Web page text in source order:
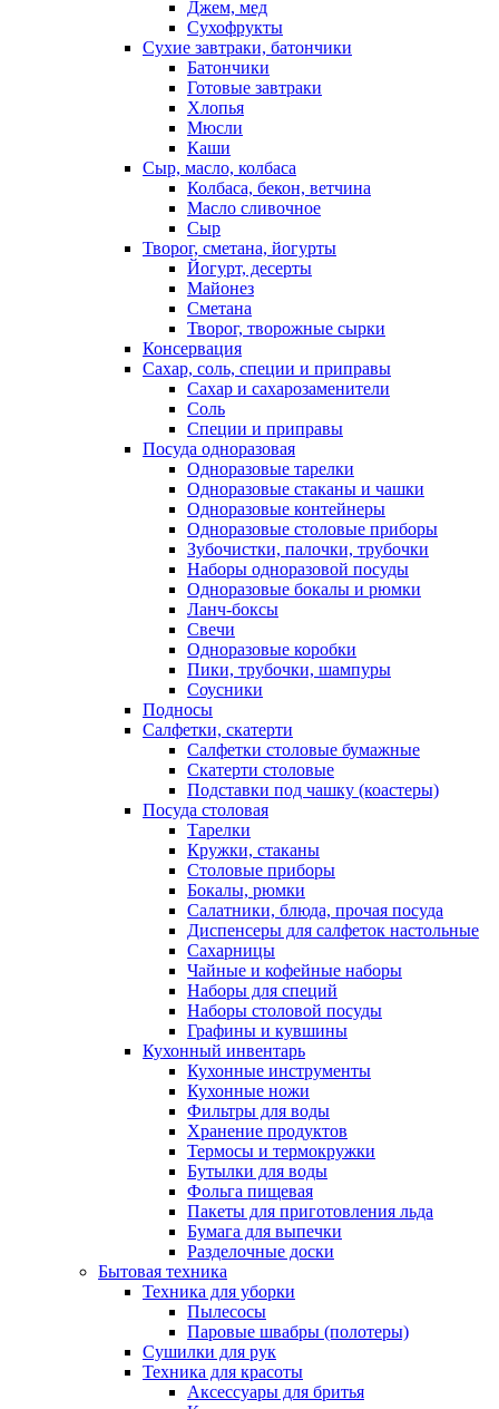
Джем, мед
Сухофрукты
Сухие завтраки, батончики
Батончики
Готовые завтраки
Хлопья
Мюсли
Каши
Сыр, масло, колбаса
Колбаса, бекон, ветчина
Масло сливочное
Сыр
Творог, сметана, йогурты
Йогурт, десерты
Майонез
Сметана
Творог, творожные сырки
Консервация
Сахар, соль, специи и приправы
Сахар и сахарозаменители
Соль
Специи и приправы
Посуда одноразовая
Одноразовые тарелки
Одноразовые стаканы и чашки
Одноразовые контейнеры
Одноразовые столовые приборы
Зубочистки, палочки, трубочки
Наборы одноразовой посуды
Одноразовые бокалы и рюмки
Ланч-боксы
Свечи
Одноразовые коробки
Пики, трубочки, шампуры
Соусники
Подносы
Салфетки, скатерти
Салфетки столовые бумажные
Скатерти столовые
Подставки под чашку (коастеры)
Посуда столовая
Тарелки
Кружки, стаканы
Столовые приборы
Бокалы, рюмки
Салатники, блюда, прочая посуда
Диспенсеры для салфеток настольные
Сахарницы
Чайные и кофейные наборы
Наборы для специй
Наборы столовой посуды
Графины и кувшины
Кухонный инвентарь
Кухонные инструменты
Кухонные ножи
Фильтры для воды
Хранение продуктов
Термосы и термокружки
Бутылки для воды
Фольга пищевая
Пакеты для приготовления льда
Бумага для выпечки
Разделочные доски
Бытовая техника
Техника для уборки
Пылесосы
Паровые швабры (полотеры)
Сушилки для рук
Техника для красоты
Аксессуары для бритья